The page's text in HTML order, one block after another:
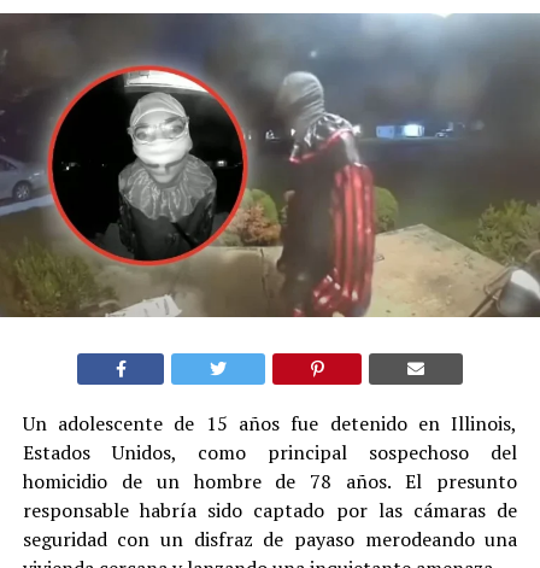
Un adolescente de 15 años fue detenido en Illinois,
Estados Unidos, como principal sospechoso del
homicidio de un hombre de 78 años. El presunto
responsable habría sido captado por las cámaras de
seguridad con un disfraz de payaso merodeando una